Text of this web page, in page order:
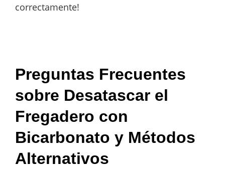
correctamente!
Preguntas Frecuentes
sobre Desatascar el
Fregadero con
Bicarbonato y Métodos
Alternativos